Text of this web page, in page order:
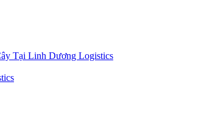
Tại Linh Dương Logistics